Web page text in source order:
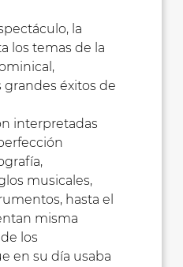
la
los temas de la
grandes éxitos de
interpretadas
musicales,
hasta el
misma
los
en su día usaba